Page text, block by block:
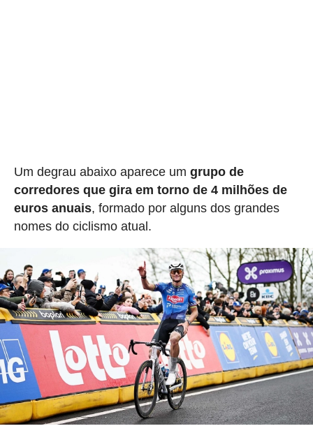
Um degrau abaixo aparece um grupo de
corredores que gira em torno de 4 milhões de
euros anuais, formado por alguns dos grandes
nomes do ciclismo atual.